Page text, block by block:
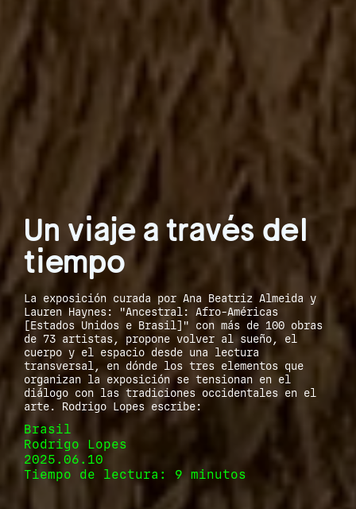
Un viaje a través del
tiempo
La exposición curada por Ana Beatriz Almeida y
Lauren Haynes: "Ancestral: Afro-Américas
[Estados Unidos e Brasil]" con más de 100 obras
de 73 artistas, propone volver al sueño, el
cuerpo y el espacio desde una lectura
transversal, en dónde los tres elementos que
organizan la exposición se tensionan en el
diálogo con las tradiciones occidentales en el
arte. Rodrigo Lopes escribe:
Brasil
Rodrigo Lopes
2025.06.10
Tiempo de lectura: 9 minutos